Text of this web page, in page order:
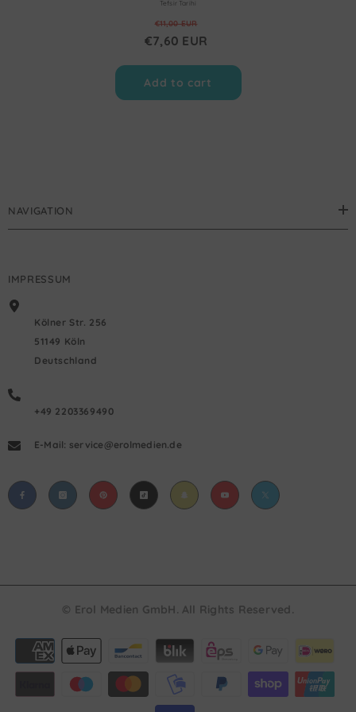
Tefsir Tarihi
€11,00 EUR
€7,60 EUR
Add to cart
NAVIGATION
IMPRESSUM
Kölner Str. 256
51149 Köln
Deutschland
+49 2203369490
E-Mail: service@erolmedien.de
© Erol Medien GmbH. All Rights Reserved.
Payment
methods